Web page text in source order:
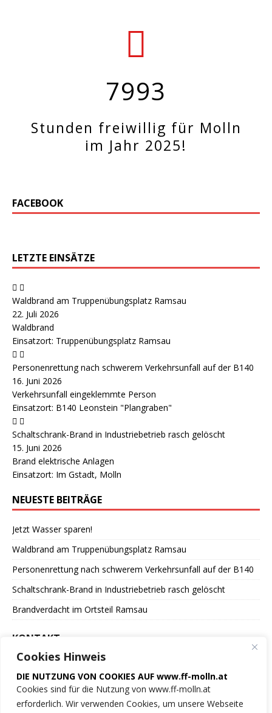
Cookies Hinweis
DIE NUTZUNG VON COOKIES AUF www.ff-molln.at
Cookies sind für die Nutzung von www.ff-molln.at
erforderlich. Wir verwenden Cookies, um unsere Webseite
7993
Stunden freiwillig für Molln
im Jahr 2025!
FACEBOOK
LETZTE EINSÄTZE
Waldbrand am Truppenübungsplatz Ramsau
22. Juli 2026
Waldbrand
Einsatzort: Truppenübungsplatz Ramsau
Personenrettung nach schwerem Verkehrsunfall auf der B140
16. Juni 2026
Verkehrsunfall eingeklemmte Person
Einsatzort: B140 Leonstein "Plangraben"
Schaltschrank-Brand in Industriebetrieb rasch gelöscht
15. Juni 2026
Brand elektrische Anlagen
Einsatzort: Im Gstadt, Molln
NEUESTE BEITRÄGE
Jetzt Wasser sparen!
Waldbrand am Truppenübungsplatz Ramsau
Personenrettung nach schwerem Verkehrsunfall auf der B140
Schaltschrank-Brand in Industriebetrieb rasch gelöscht
Brandverdacht im Ortsteil Ramsau
KONTAKT
der Marktgemeinde Molln
Feuerwehrstrasse 1